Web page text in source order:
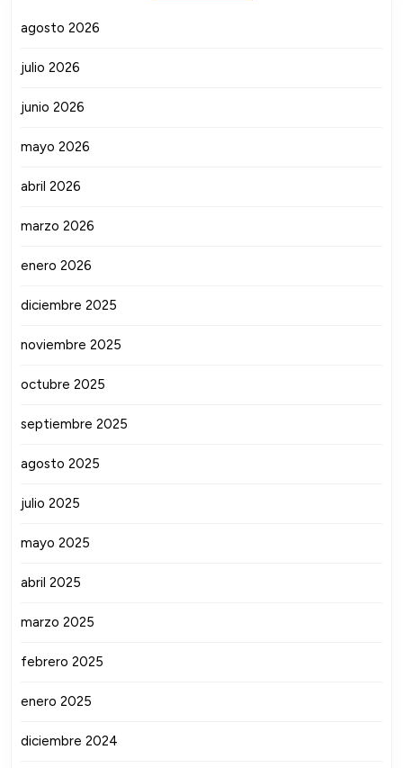
agosto 2026
julio 2026
junio 2026
mayo 2026
abril 2026
marzo 2026
enero 2026
diciembre 2025
noviembre 2025
octubre 2025
septiembre 2025
agosto 2025
julio 2025
mayo 2025
abril 2025
marzo 2025
febrero 2025
enero 2025
diciembre 2024